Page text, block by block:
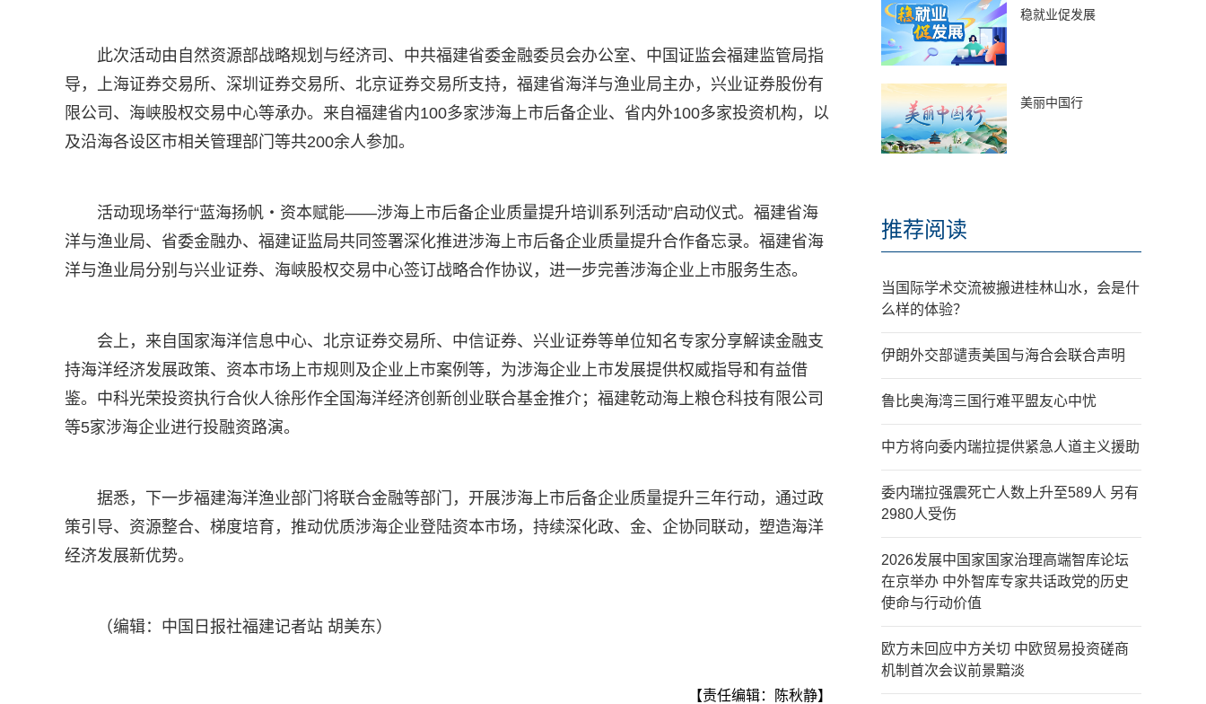
此次活动由自然资源部战略规划与经济司、中共福建省委金融委员会办公室、中国证监会福建监管局指
导，上海证券交易所、深圳证券交易所、北京证券交易所支持，福建省海洋与渔业局主办，兴业证券股份有
限公司、海峡股权交易中心等承办。来自福建省内100多家涉海上市后备企业、省内外100多家投资机构，以
及沿海各设区市相关管理部门等共200余人参加。
活动现场举行“蓝海扬帆・资本赋能——涉海上市后备企业质量提升培训系列活动”启动仪式。福建省海
洋与渔业局、省委金融办、福建证监局共同签署深化推进涉海上市后备企业质量提升合作备忘录。福建省海
洋与渔业局分别与兴业证券、海峡股权交易中心签订战略合作协议，进一步完善涉海企业上市服务生态。
会上，来自国家海洋信息中心、北京证券交易所、中信证券、兴业证券等单位知名专家分享解读金融支
持海洋经济发展政策、资本市场上市规则及企业上市案例等，为涉海企业上市发展提供权威指导和有益借
鉴。中科光荣投资执行合伙人徐彤作全国海洋经济创新创业联合基金推介；福建乾动海上粮仓科技有限公司
等5家涉海企业进行投融资路演。
据悉，下一步福建海洋渔业部门将联合金融等部门，开展涉海上市后备企业质量提升三年行动，通过政
策引导、资源整合、梯度培育，推动优质涉海企业登陆资本市场，持续深化政、金、企协同联动，塑造海洋
经济发展新优势。
（编辑：中国日报社福建记者站 胡美东）
【责任编辑：陈秋静】
稳就业促发展
美丽中国行
推荐阅读
当国际学术交流被搬进桂林山水，会是什
么样的体验？
伊朗外交部谴责美国与海合会联合声明
鲁比奥海湾三国行难平盟友心中忧
中方将向委内瑞拉提供紧急人道主义援助
委内瑞拉强震死亡人数上升至589人 另有
2980人受伤
2026发展中国家国家治理高端智库论坛
在京举办 中外智库专家共话政党的历史
使命与行动价值
欧方未回应中方关切 中欧贸易投资磋商
机制首次会议前景黯淡